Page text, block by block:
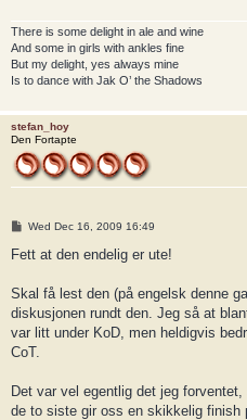
There is some delight in ale and wine
And some in girls with ankles fine
But my delight, yes always mine
Is to dance with Jak O’ the Shadows
stefan_hoy
Den Fortapte
P
s
Wed Dec 16, 2009 16:49
Fett at den endelig er ute!
Skal få lest den (på engelsk denne
diskusjonen rundt den. Jeg så at
var litt under KoD, men heldigvis
CoT.
Det var vel egentlig det jeg
de to siste gir oss en skikkelig finish